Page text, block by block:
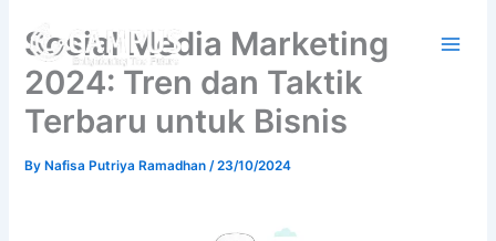
content
Sosial Media Marketing
2024: Tren dan Taktik
Terbaru untuk Bisnis
ByNafisa Putriya Ramadhan/23/10/2024